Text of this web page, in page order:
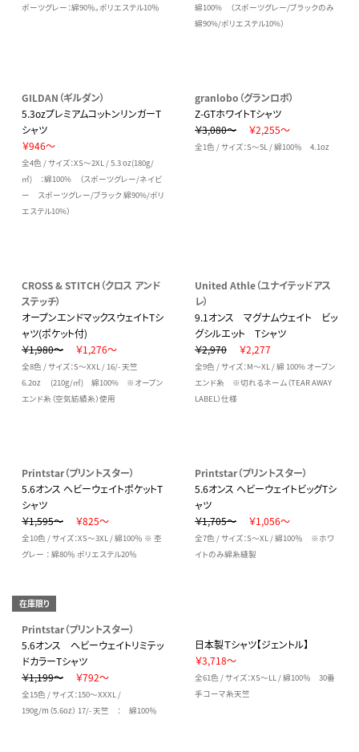
ポーツグレー：綿90％。ポリエステル10％
綿100% （スポーツグレー/ブラックのみ
綿90%/ポリエステル10%）
GILDAN（ギルダン）
5.3ozプレミアムコットンリンガーT
シャツ
￥946～
全4色 / サイズ：XS～2XL / 5.3 oz(180g/
㎡) ：綿100% （スポーツグレー/ネイビ
ー スポーツグレー/ブラック 綿90%/ポリ
エステル10%）
granlobo（グランロボ）
Z-GTホワイトTシャツ
￥3,080～
￥2,255～
全1色 / サイズ：S～5L / 綿100％ 4.1oz
CROSS & STITCH（クロス アンド
ステッチ）
オープンエンドマックスウェイトTシ
ャツ(ポケット付)
￥1,980～
￥1,276～
全8色 / サイズ：S～XXL / 16/- 天竺
6.2oz (210g/㎡) 綿100% ※オープン
エンド糸（空気紡績糸）使用
United Athle（ユナイテッドアス
レ）
9.1オンス マグナムウェイト ビッ
グシルエット Tシャツ
￥2,970
￥2,277
全9色 / サイズ：M～XL / 綿 100% オープン
エンド糸 ※切れるネーム（TEAR AWAY
LABEL）仕様
Printstar（プリントスター）
5.6オンス ヘビーウェイトポケットT
シャツ
￥1,595～
￥825～
全10色 / サイズ：XS～3XL / 綿100％ ※ 杢
グレー ： 綿80％ ポリエステル20％
Printstar（プリントスター）
5.6オンス ヘビーウェイトビッグTシ
ャツ
￥1,705～
￥1,056～
全7色 / サイズ：S～XL / 綿100％ ※ホワ
イトのみ綿糸縫製
在庫限り
Printstar（プリントスター）
5.6オンス ヘビーウェイトリミテッ
ドカラーTシャツ
￥1,199～
￥792～
全15色 / サイズ：150～XXXL /
190g/m（5.6oz） 17/- 天竺 ： 綿100％
日本製Ｔシャツ【ジェントル】
￥3,718～
全61色 / サイズ：XS～LL / 綿100％ 30番
手コーマ糸天竺